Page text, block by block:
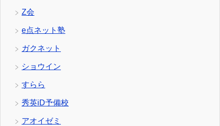
Z会
e点ネット塾
ガクネット
ショウイン
すらら
秀英iD予備校
アオイゼミ